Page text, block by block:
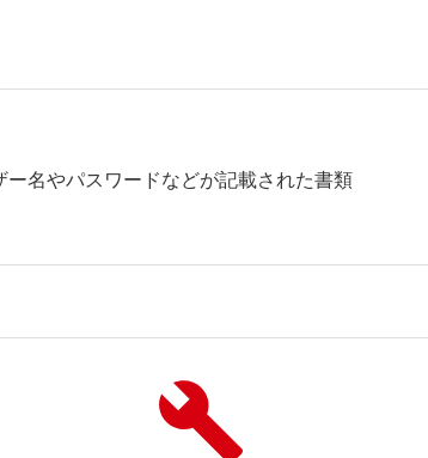
名やパスワードなどが記載された書類